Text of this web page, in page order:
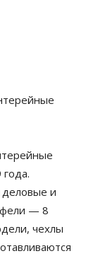
деловые и
— 8
чехлы